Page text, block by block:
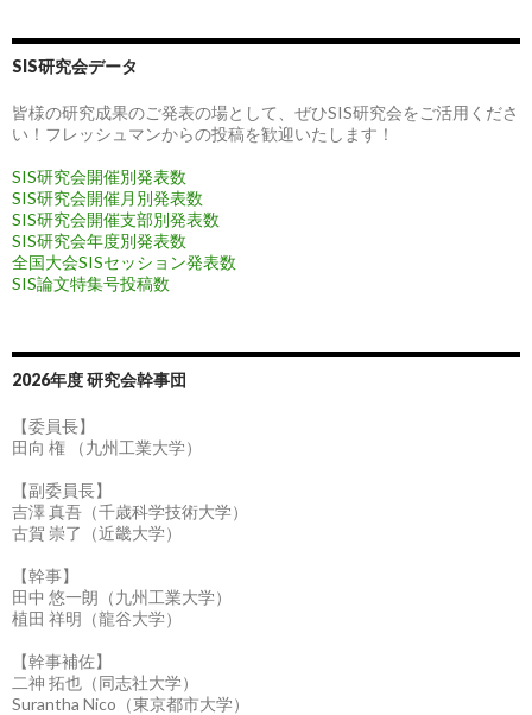
SIS研究会データ
皆様の研究成果のご発表の場として、ぜひSIS研究会をご活用くださ
い！フレッシュマンからの投稿を歓迎いたします！
SIS研究会開催別発表数
SIS研究会開催月別発表数
SIS研究会開催支部別発表数
SIS研究会年度別発表数
全国大会SISセッション発表数
SIS論文特集号投稿数
2026年度 研究会幹事団
【委員長】
田向 権 （九州工業大学）
【副委員長】
吉澤 真吾（千歳科学技術大学）
古賀 崇了（近畿大学）
【幹事】
田中 悠一朗（九州工業大学）
植田 祥明（龍谷大学）
【幹事補佐】
二神 拓也（同志社大学）
Surantha Nico（東京都市大学）